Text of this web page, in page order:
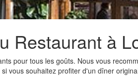
Restaurant à
pour tous les goûts. Nous vous
vous souhaitez profiter d'un dîner